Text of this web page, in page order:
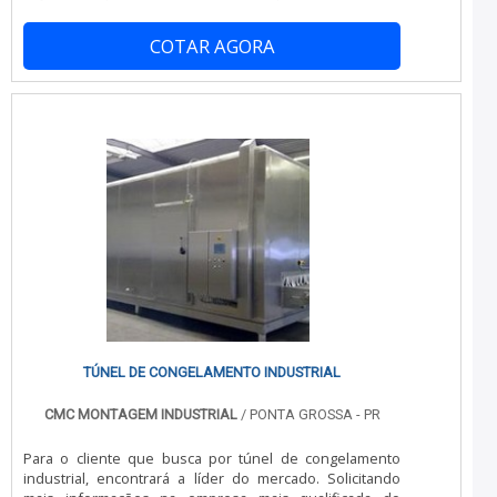
opções disponibilizadas, como desmontagem de
câmaras frigoríficas e instalação de portas frigoríficas.É
reconhecida por ser comprometida com os serviços e
segura, características possíveis pelo fato de a empresa
unido a um time de colaboradores proativos e
funcionários eficientes, fecha todo o ciclo de entrega
com excelência para toda a carteira de clientes.Aproveite
a visita para acessar o nosso site e saber mais sobre a
empresa, nossos serviços e produtos. Se preferir, entre
em contato com um dos nossos consultores e solicite
um orçamento!
interesse é por instalação de camara fria congelamento
rápido, com os melhores profissionais da JC Montagem
Frigorífica irá encontrar ótima qualidade com
comprometimento com os resultados dos
eficientes de demonstrar competência e excelência em
sua área de atuação. A JC Montagem Frigorífica objetiva
seus recursos em oferecer aos clientes uma estrutura
com: Escritório de alta qualidade onde são realizadas as
atividades; Estrutura suficiente para atender todas as
demandas; Tecnologia de ponta. Tudo pensando em
instalação de camara fria com excelente custo-benefício.
Ainda com uma visão analítica sobre instalação de
camara fria congelamento rápido, sempre deve-se
buscar uma empresa que tenha produtos e serviços
pontos importantes que ficam de fora no planejamento
desejar nos outros fatores.Isso tudo é a razão pela qual
o segmento de montagem, desmontagem e reforma de
câmaras frigoríficas. A empresa foca o que há de melhor
para fidelizar os clientes. O time é composto por
COTAR AGORA
TÚNEL DE CONGELAMENTO INDUSTRIAL
CMC MONTAGEM INDUSTRIAL/ PONTA GROSSA - PR
Para o cliente que busca por túnel de congelamento
industrial, encontrará a líder do mercado. Solicitando